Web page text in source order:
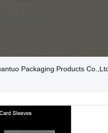
Packaging Products Co.,Ltd